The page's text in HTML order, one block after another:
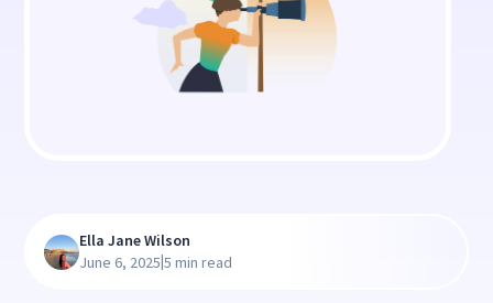
Ella Jane Wilson
June 6, 2025|5 min read